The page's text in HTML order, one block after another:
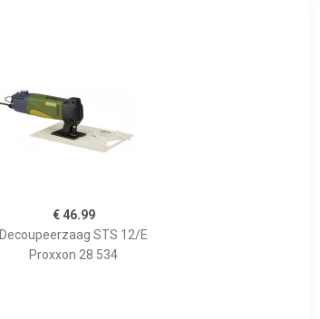
€ 46.99
Decoupeerzaag STS 12/E
Proxxon 28 534